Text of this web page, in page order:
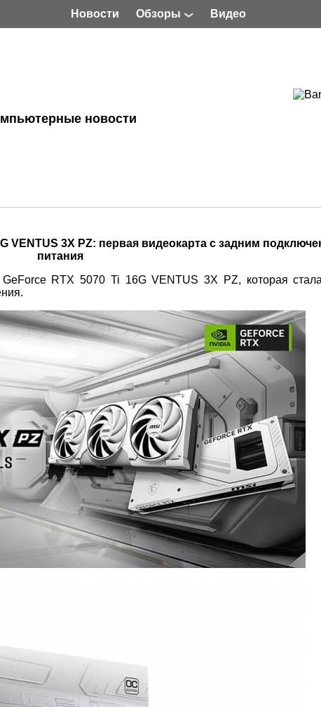
Новости Обзоры Видео
новости
VENTUS 3X PZ: первая видеокарта с задним
питания
RTX 5070 Ti 16G VENTUS 3X PZ, которая